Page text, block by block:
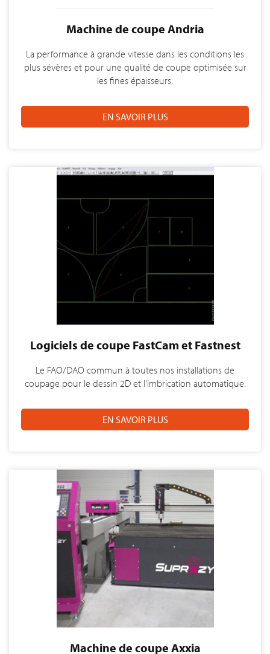
Machine de coupe Andria
La performance à grande vitesse dans les conditions les
plus sévères et pour une qualité de coupe optimisée sur
les fines épaisseurs.
EN SAVOIR PLUS
Logiciels de coupe FastCam et Fastnest
Le FAO/DAO commun à toutes nos installations de
coupage pour le dessin 2D et l'imbrication automatique.
EN SAVOIR PLUS
Machine de coupe Axxia